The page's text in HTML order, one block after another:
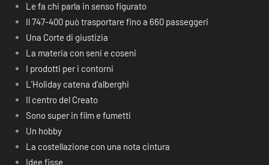
Le fa chi parla in senso figurato
Il 747-400 può trasportare fino a 660 passeggeri
Una Corte di giustizia
La materia con seni e coseni
I prodotti per i contorni
L’Holiday catena d’alberghi
Il centro del Creato
Sono super in film e fumetti
Un hobby
La costellazione con una nota cintura
Idee fisse